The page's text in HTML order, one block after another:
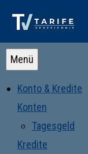
Menü
Konto & Kredite
Konten
Tagesgeld
Kredite